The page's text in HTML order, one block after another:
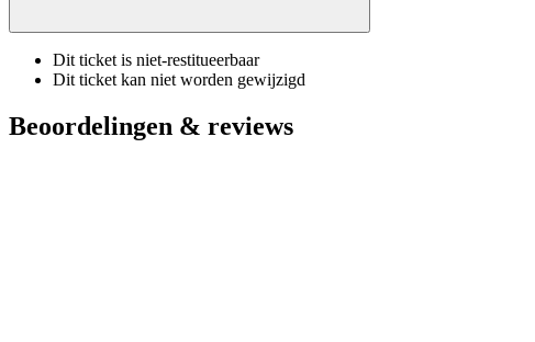
Dit ticket is niet-restitueerbaar
Dit ticket kan niet worden gewijzigd
Beoordelingen & reviews